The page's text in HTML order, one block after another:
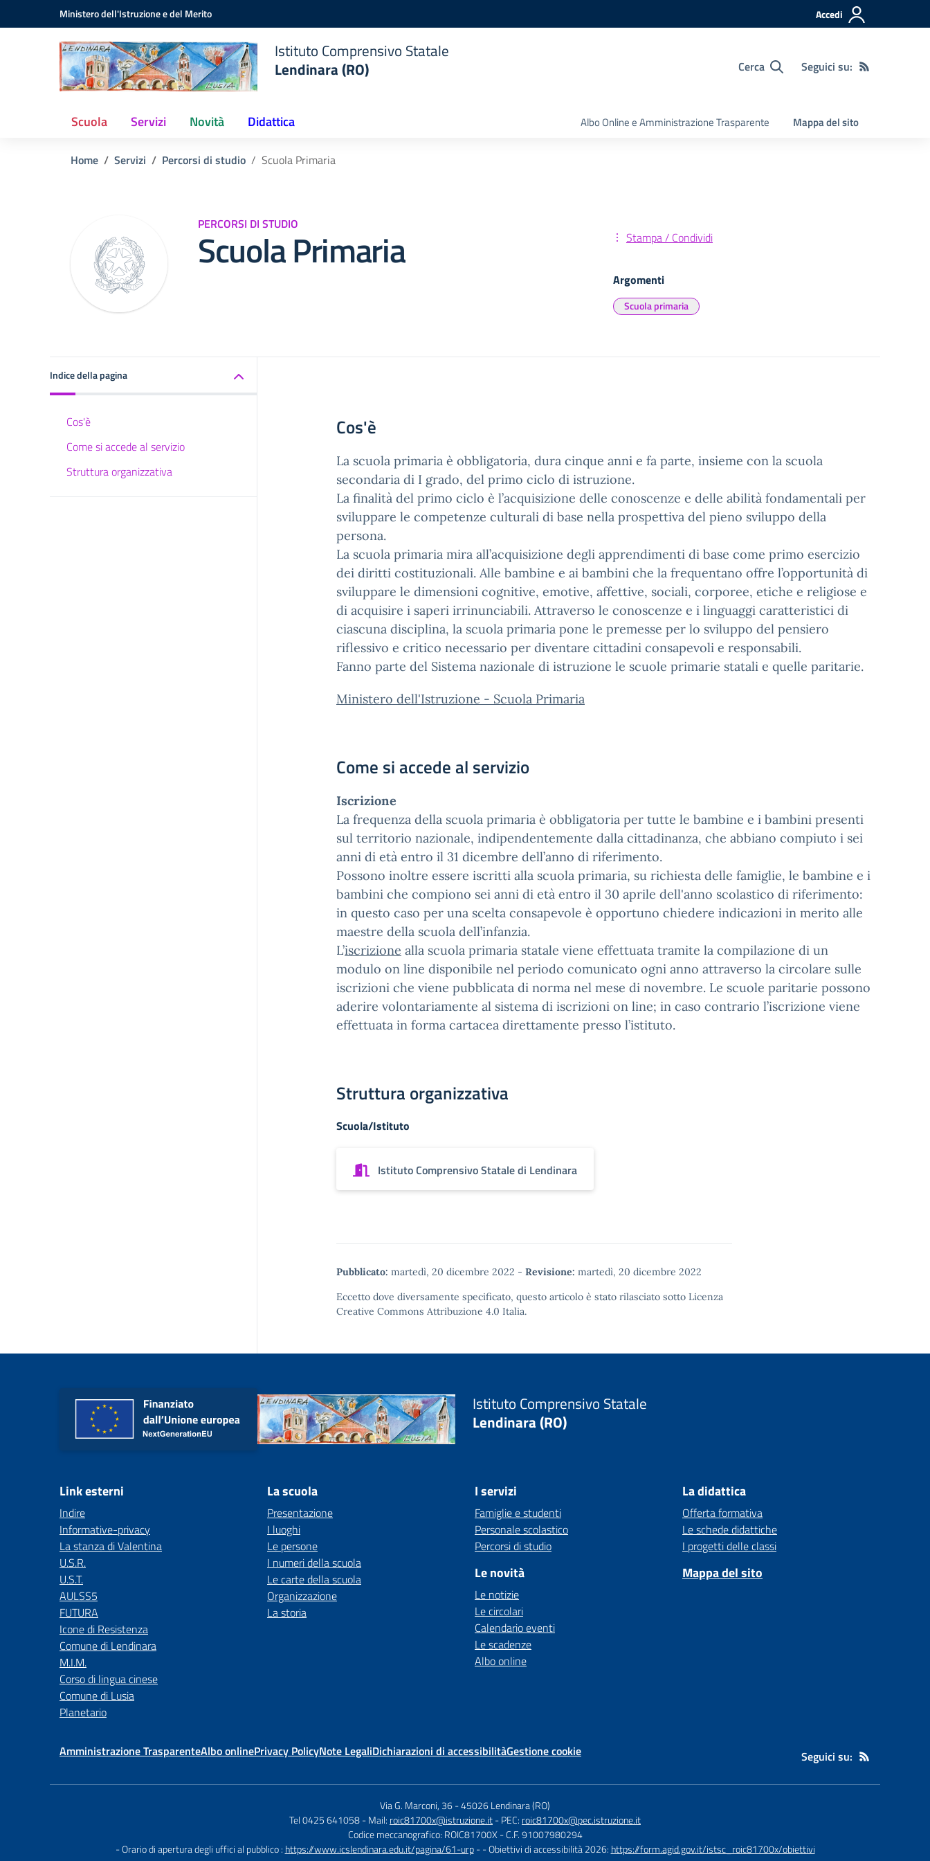
Vai ai contenuti
Vai al menu di navigazioneMinistero dell'Istruzione e del Merito Accedi
Comprensivo
Lendinara
Istituto Comprensivo Statale
Lendinara (RO)
Cerca Seguici su:
Scuola Servizi Novità Didattica Albo Online e Amministrazione Trasparente Mappa del sito
Home Servizi Percorsi di studio Scuola Primaria
PERCORSI DI STUDIO
Scuola Primaria Stampa / Condividi
Argomenti
Scuola primaria
Indice della pagina
Cos'è
Come si accede al servizio
Struttura organizzativa
Cos'è
La scuola primaria è obbligatoria, dura cinque anni e fa parte, insieme con la scuola
secondaria di I grado, del primo ciclo di istruzione.
La finalità del primo ciclo è l’acquisizione delle conoscenze e delle abilità fondamentali per
sviluppare le competenze culturali di base nella prospettiva del pieno sviluppo della
persona.
La scuola primaria mira all’acquisizione degli apprendimenti di base come primo esercizio
dei diritti costituzionali. Alle bambine e ai bambini che la frequentano offre l’opportunità di
sviluppare le dimensioni cognitive, emotive, affettive, sociali, corporee, etiche e religiose e
di acquisire i saperi irrinunciabili. Attraverso le conoscenze e i linguaggi caratteristici di
ciascuna disciplina, la scuola primaria pone le premesse per lo sviluppo del pensiero
riflessivo e critico necessario per diventare cittadini consapevoli e responsabili.
Fanno parte del Sistema nazionale di istruzione le scuole primarie statali e quelle paritarie.
Ministero dell'Istruzione - Scuola Primaria
Come si accede al servizio
Iscrizione
La frequenza della scuola primaria è obbligatoria per tutte le bambine e i bambini presenti
sul territorio nazionale, indipendentemente dalla cittadinanza, che abbiano compiuto i sei
anni di età entro il 31 dicembre dell’anno di riferimento.
Possono inoltre essere iscritti alla scuola primaria, su richiesta delle famiglie, le bambine e i
bambini che compiono sei anni di età entro il 30 aprile dell'anno scolastico di riferimento:
in questo caso per una scelta consapevole è opportuno chiedere indicazioni in merito alle
maestre della scuola dell’infanzia.
L’iscrizione alla scuola primaria statale viene effettuata tramite la compilazione di un
modulo on line disponibile nel periodo comunicato ogni anno attraverso la circolare sulle
iscrizioni che viene pubblicata di norma nel mese di novembre. Le scuole paritarie possono
aderire volontariamente al sistema di iscrizioni on line; in caso contrario l’iscrizione viene
effettuata in forma cartacea direttamente presso l’istituto.
Struttura organizzativa
Scuola/Istituto
Istituto Comprensivo Statale di Lendinara
Pubblicato: martedì, 20 dicembre 2022 - Revisione: martedì, 20 dicembre 2022
Eccetto dove diversamente specificato, questo articolo è stato rilasciato sotto Licenza
Creative Commons Attribuzione 4.0 Italia.
Istituto Comprensivo Statale
Lendinara (RO)
Link esterni
Indire
Informative-privacy
La stanza di Valentina
U.S.R.
U.S.T.
AULSS5
FUTURA
Icone di Resistenza
Comune di Lendinara
M.I.M.
Corso di lingua cinese
Comune di Lusia
Planetario
La scuola
Presentazione
I luoghi
Le persone
I numeri della scuola
Le carte della scuola
Organizzazione
La storia
I servizi
Famiglie e studenti
Personale scolastico
Percorsi di studio
Le novità
Le notizie
Le circolari
Calendario eventi
Le scadenze
Albo online
La didattica
Offerta formativa
Le schede didattiche
I progetti delle classi
Mappa del sito
Amministrazione TrasparenteAlbo onlinePrivacy PolicyNote LegaliDichiarazioni di accessibilitàGestione cookie Seguici su:
Via G. Marconi, 36-45026 Lendinara (RO)
Tel 0425 641058- Mail: roic81700x@istruzione.it- PEC: roic81700x@pec.istruzione.it
Codice meccanografico: ROIC81700X - C.F. 91007980294
- Orario di apertura degli uffici al pubblico : https://www.icslendinara.edu.it/pagina/61-urp - - Obiettivi di accessibilità 2026: https://form.agid.gov.it/istsc_roic81700x/obiettivi